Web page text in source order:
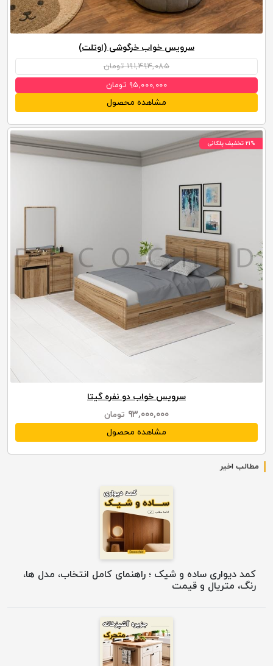
سرویس خواب خرگوشی (اوتلت)
۱۹۱,۴۹۴,۰۸۵ تومان
۹۵,۰۰۰,۰۰۰ تومان
مشاهده محصول
۲۱% تخفیف پلکانی
سرویس خواب دو نفره گیتا
۹۳,۰۰۰,۰۰۰ تومان
مشاهده محصول
مطالب اخیر
کمد دیواری ساده و شیک ؛ راهنمای کامل انتخاب، مدل ها،
رنگ، متریال و قیمت